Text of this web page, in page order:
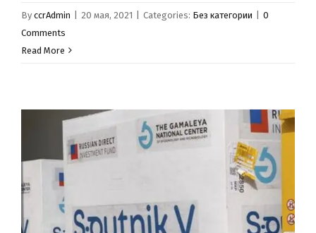
By ccrAdmin 20 мая, 2021 Categories: Без категории
0
Comments
Read More